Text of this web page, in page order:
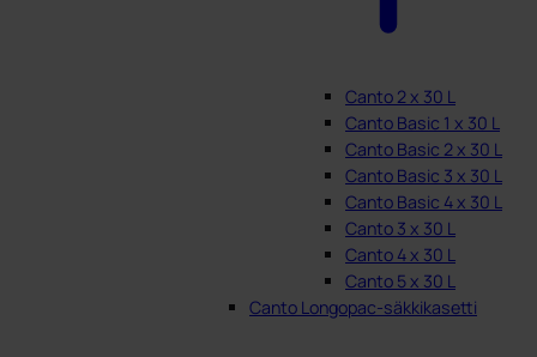
Canto 2 x 30 L
Canto Basic 1 x 30 L
Canto Basic 2 x 30 L
Canto Basic 3 x 30 L
Canto Basic 4 x 30 L
Canto 3 x 30 L
Canto 4 x 30 L
Canto 5 x 30 L
Canto Longopac-säkkikasetti